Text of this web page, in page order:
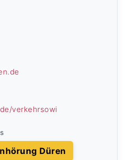
verkehrsowi
Düren